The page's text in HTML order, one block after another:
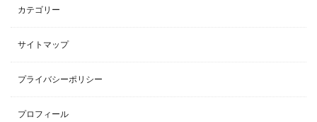
カテゴリー
サイトマップ
プライバシーポリシー
プロフィール